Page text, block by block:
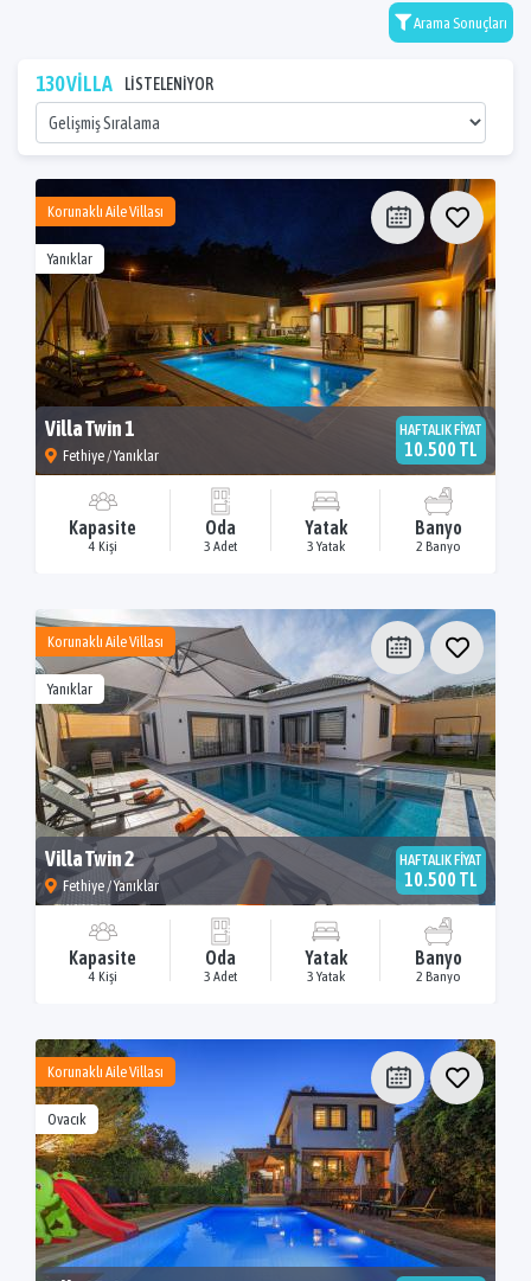
Arama Sonuçları
130 VİLLA LİSTELENİYOR
Korunaklı Aile Villası
Yanıklar
Villa Twin 1
Fethiye / Yanıklar
HAFTALIK FİYAT
10.500 TL
Kapasite
4 Kişi
Oda
3 Adet
Yatak
3 Yatak
Banyo
2 Banyo
Korunaklı Aile Villası
Yanıklar
Villa Twin 2
Fethiye / Yanıklar
HAFTALIK FİYAT
10.500 TL
Kapasite
4 Kişi
Oda
3 Adet
Yatak
3 Yatak
Banyo
2 Banyo
Korunaklı Aile Villası
Ovacık